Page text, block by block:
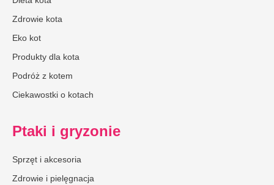
Zdrowie kota
Eko kot
Produkty dla kota
Podróż z kotem
Ciekawostki o kotach
Ptaki i gryzonie
Sprzęt i akcesoria
Zdrowie i pielęgnacja